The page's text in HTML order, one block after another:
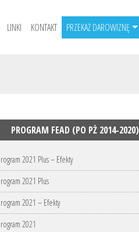
LINKI KONTAKT PRZEKAŻ DAROWIZNĘ
PROGRAM FEAD (PO PŻ 2014-2020)
2021 Plus – Efekty
2021 Plus
2021 – Efekty
2021